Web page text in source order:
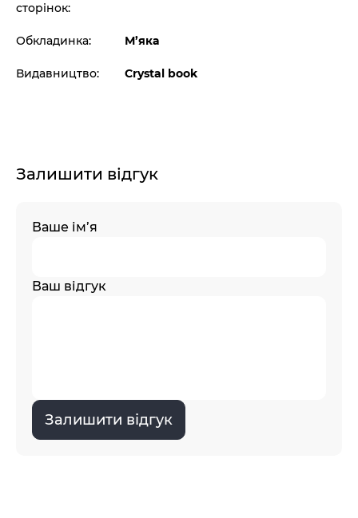
сторінок:
Обкладинка: М’яка
Видавництво: Crystal book
Залишити відгук
Ваше ім’я
Ваш відгук
Залишити відгук